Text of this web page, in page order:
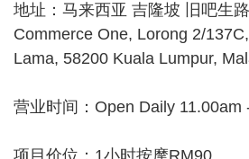
地址：马来西亚 吉隆坡 旧吧生
Commerce One, Lorong 2/
Lama, 58200 Kuala Lumpur,
营业时间：Open Daily 11.00am
项目价位：1小时按摩RM90